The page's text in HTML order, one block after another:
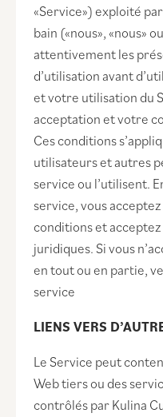
«Service») exploité
bain («nous», «nous»
attentivement les
d’utilisation avant
et votre utilisation du
acceptation et votre
Ces conditions
utilisateurs et autres
service ou l’utilisent.
service, vous
conditions et
juridiques. Si vous
en tout ou en partie,
service
LIENS VERS
Le Service peut
Web tiers ou des
contrôlés par Kulina